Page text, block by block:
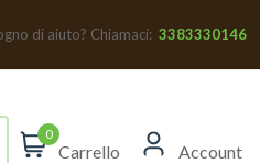
di aiuto? Chiamaci: 3383330146
0
Carrello Account